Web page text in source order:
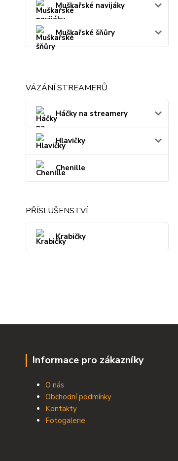
Muškařské navijáky
Muškařské šňůry
VÁZÁNÍ STREAMERŮ
Háčky na streamery
Hlavičky
Chenille
PŘÍSLUŠENSTVÍ
Krabičky
Informace pro zákazníky
O nás
Obchodní podmínky
Kontakty
Fotogalerie